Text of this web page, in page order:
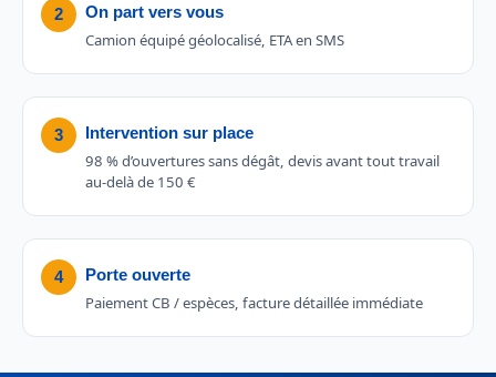
2 On part vers vous
Camion équipé géolocalisé, ETA en SMS
3 Intervention sur place
98 % d’ouvertures sans dégât, devis avant tout travail
au-delà de 150 €
4 Porte ouverte
Paiement CB / espèces, facture détaillée immédiate